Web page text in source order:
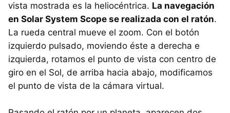
vista mostrada es la heliocéntrica. La navegación
en Solar System Scope se realizada con el ratón.
La rueda central mueve el zoom. Con el botón
izquierdo pulsado, moviendo éste a derecha e
izquierda, rotamos el punto de vista con centro de
giro en el Sol, de arriba hacia abajo, modificamos
el punto de vista de la cámara virtual.